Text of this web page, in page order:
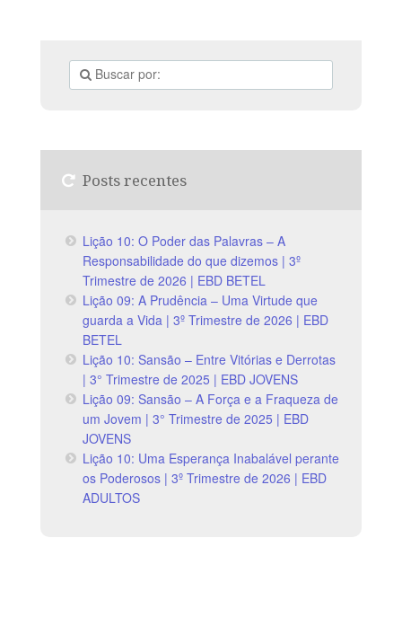
Posts recentes
Lição 10: O Poder das Palavras – A
Responsabilidade do que dizemos | 3º
Trimestre de 2026 | EBD BETEL
Lição 09: A Prudência – Uma Virtude que
guarda a Vida | 3º Trimestre de 2026 | EBD
BETEL
Lição 10: Sansão – Entre Vitórias e Derrotas
| 3° Trimestre de 2025 | EBD JOVENS
Lição 09: Sansão – A Força e a Fraqueza de
um Jovem | 3° Trimestre de 2025 | EBD
JOVENS
Lição 10: Uma Esperança Inabalável perante
os Poderosos | 3º Trimestre de 2026 | EBD
ADULTOS